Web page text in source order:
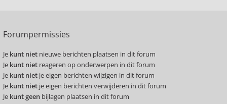
Forumpermissies
Je kunt niet nieuwe berichten plaatsen in dit forum
Je kunt niet reageren op onderwerpen in dit forum
Je kunt niet je eigen berichten wijzigen in dit forum
Je kunt niet je eigen berichten verwijderen in dit forum
Je kunt geen bijlagen plaatsen in dit forum